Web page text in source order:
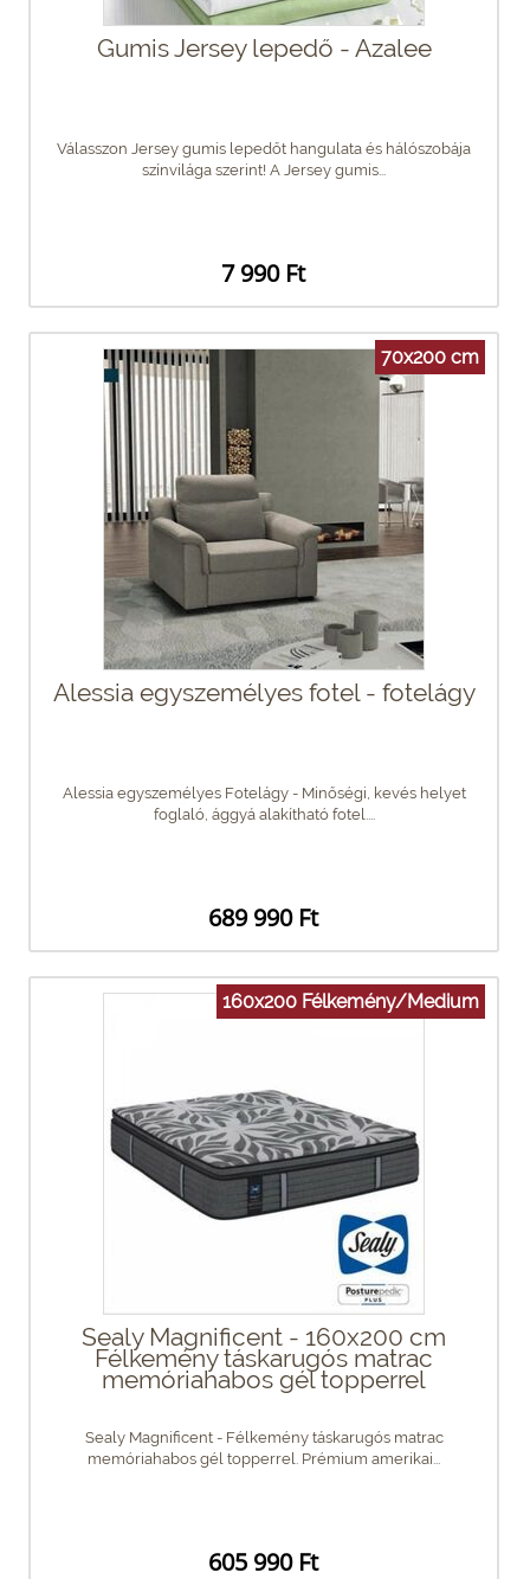
Gumis Jersey lepedő - Azalee
Válasszon Jersey gumis lepedőt hangulata és hálószobája
színvilága szerint! A Jersey gumis...
7 990 Ft
70x200 cm
Alessia egyszemélyes fotel - fotelágy
Alessia egyszemélyes Fotelágy - Minőségi, kevés helyet
foglaló, ággyá alakítható fotel....
689 990 Ft
160x200 Félkemény/Medium
Sealy Magnificent - 160x200 cm
Félkemény táskarugós matrac
memóriahabos gél topperrel
Sealy Magnificent - Félkemény táskarugós matrac
memóriahabos gél topperrel. Prémium amerikai...
605 990 Ft